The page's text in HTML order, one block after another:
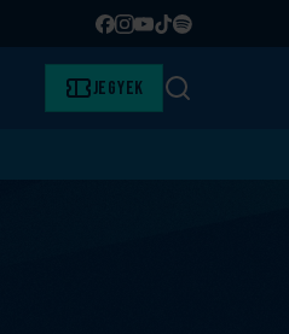
Facebook
Instagram
YouTube
TikTok
Spotify
Jegyek Keresés